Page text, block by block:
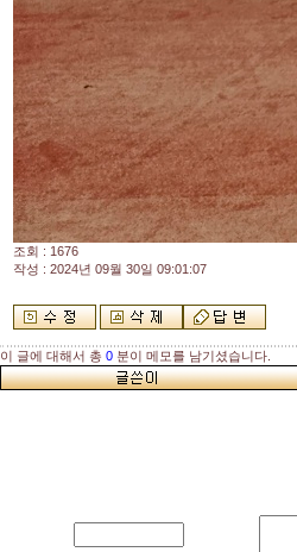
조회 : 1676
작성 : 2024년 09월 30일 09:01:07
이 글에 대해서 총 0 분이 메모를 남기셨습니다.